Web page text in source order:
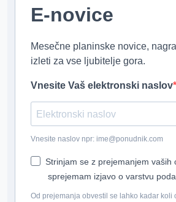
E-novice
Mesečne planinske novice,
izleti za vse ljubitelje gora.
Vnesite Vaš elektronski naslov
Vnesite naslov npr: ime@ponudnik.com
Strinjam se z prejemanjem vaših
sprejemam izjavo o varstvu
Od prejemanja obvestil se lahko kadar koli